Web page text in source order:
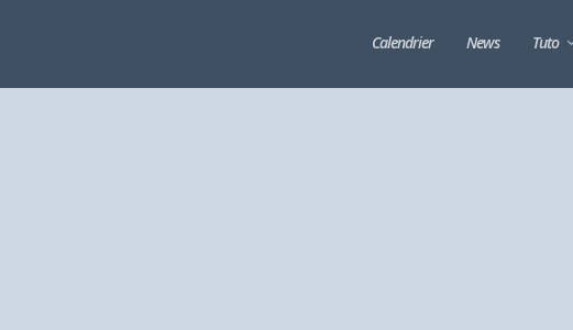
Calendrier News Tuto